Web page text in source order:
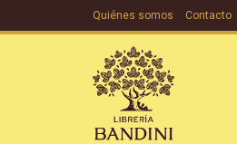
Quiénes somos Contacto